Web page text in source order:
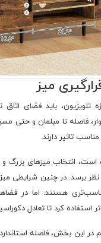
میز
تلویزیون، باید فضای اتاق
فاصله تا مبلمان و حتی
تاثیر دارند.
است، انتخاب میزهای بزرگ
برسد. در چنین شرایطی
هستند. اما در
استفاده کرد تا تعادل
در این بخش، فاصله